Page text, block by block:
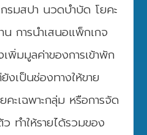
รมสปา นวดบำบัด โยคะ
การนำเสนอแพ็กเกจ
พิ่มมูลค่าของการเข้าพัก
งเป็นช่องทางให้ขาย
คะเฉพาะกลุ่ม หรือการจัด
ทำให้รายได้รวมของ